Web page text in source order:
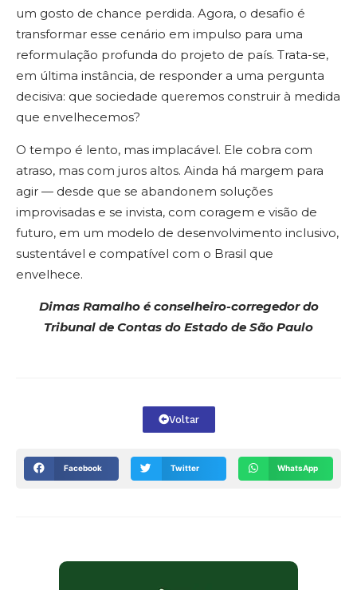
um gosto de chance perdida. Agora, o desafio é
transformar esse cenário em impulso para uma
reformulação profunda do projeto de país. Trata-se,
em última instância, de responder a uma pergunta
decisiva: que sociedade queremos construir à medida
que envelhecemos?
O tempo é lento, mas implacável. Ele cobra com
atraso, mas com juros altos. Ainda há margem para
agir — desde que se abandonem soluções
improvisadas e se invista, com coragem e visão de
futuro, em um modelo de desenvolvimento inclusivo,
sustentável e compatível com o Brasil que
envelhece.
Dimas Ramalho é conselheiro-corregedor do
Tribunal de Contas do Estado de São Paulo
Voltar
Facebook Twitter WhatsApp